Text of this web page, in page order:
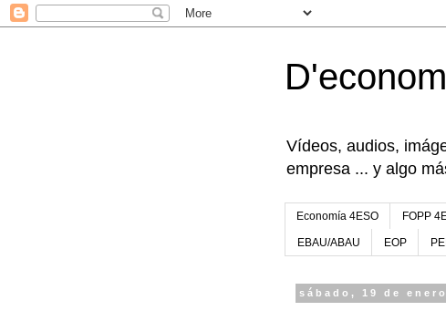
Vídeos, audios,
empresa ... y algo
Economía 4ESO FOPP
EBAU/ABAU EOP
sábado, 19 de